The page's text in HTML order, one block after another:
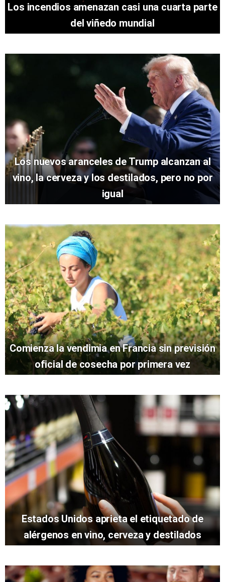
Los incendios amenazan casi una cuarta parte
del viñedo mundial
Los nuevos aranceles de Trump alcanzan al
vino, la cerveza y los destilados, pero no por
igual
Comienza la vendimia en Francia sin previsión
oficial de cosecha por primera vez
Estados Unidos aprieta el etiquetado de
alérgenos en vino, cerveza y destilados